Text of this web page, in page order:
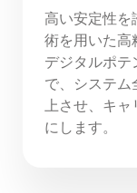
高い安定性を
術を用いた高
デジタルポテ
で、システム
上させ、キャ
にします。